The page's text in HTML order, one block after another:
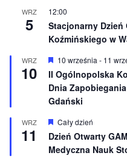
n
e
WRZ
5
12:00
Stacjonarny Dzień
Koźmińskiego w
WRZ
10
W
y
r
ó
ż
n
o
n
e
10 września - 11
II Ogólnopolska
Dnia
Gdański
WRZ
11
W
y
r
ó
Cały dzień
Dzień Otwarty
Medyczna Nauk